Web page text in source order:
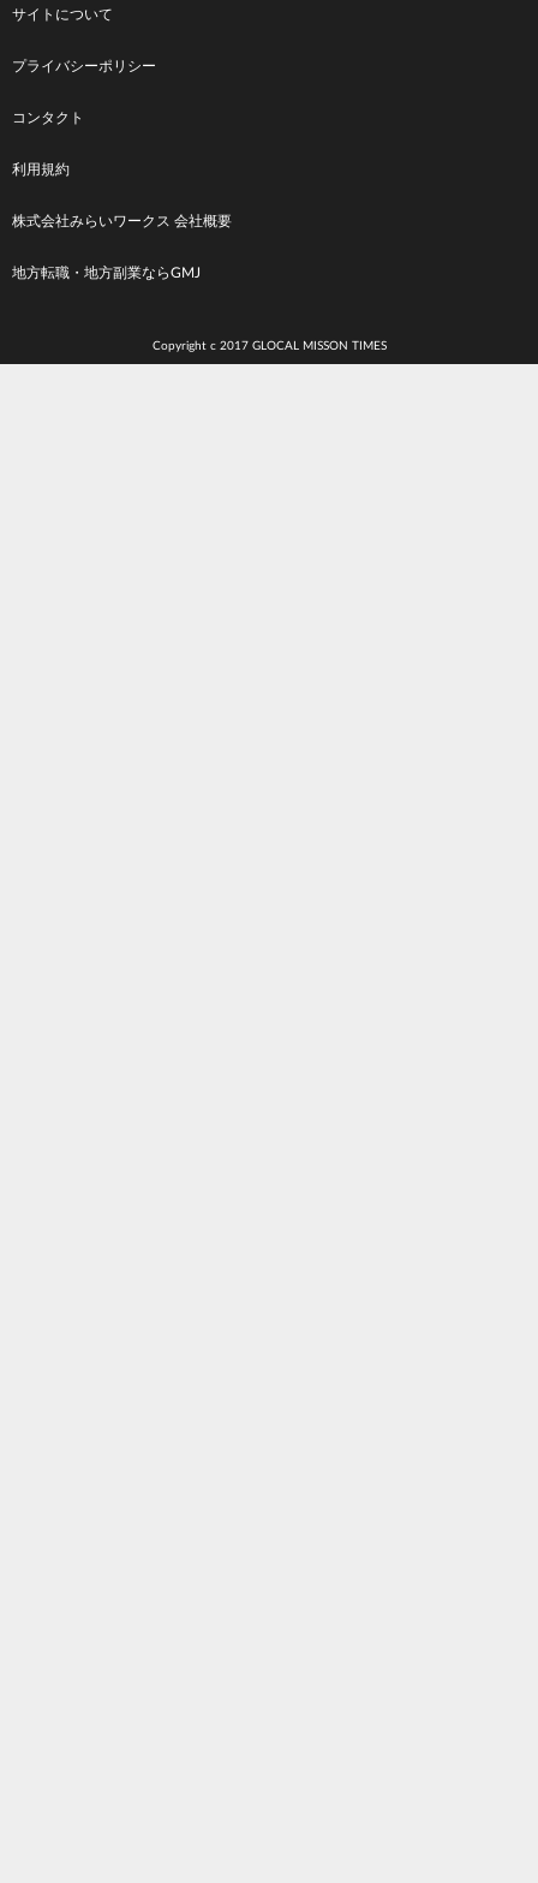
Footer
サイトについて
プライバシーポリシー
コンタクト
利用規約
株式会社みらいワークス 会社概要
地方転職・地方副業ならGMJ
Copyright c 2017 GLOCAL MISSON TIMES